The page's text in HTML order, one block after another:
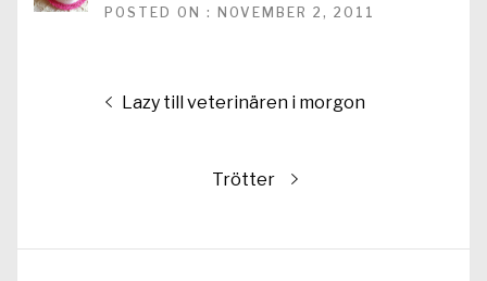
POSTED ON : NOVEMBER 2, 2011
Inläggsnavigering
Föregående
Lazy till veterinären i morgon
Nästa
Trötter